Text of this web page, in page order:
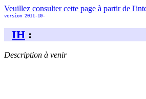
Veuillez consulter cette page à partir de
version 2011-10-
IH :
Description à venir